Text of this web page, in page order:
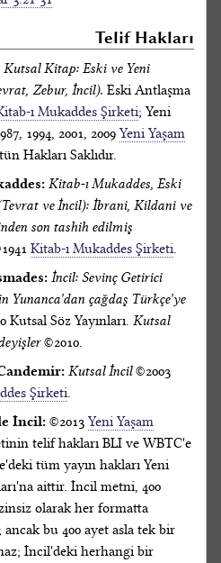
Telif Hakları
Kutsal Kitap: Eski ve Yeni
Zebur, İncil). Eski Antlaşma
ı Mukaddes Şirketi; Yeni
1994, 2001, 2009 Yeni Yaşam
Hakları Saklıdır.
Kitab-ı Mukaddes, Eski
ve İncil): İbrani, Kildani ve
son tashih edilmiş
Kitab-ı Mukaddes Şirketi.
İncil: Sevinç Getirici
Yunanca'dan çağdaş Türkçe'ye
Kutsal Söz Yayınları. Kutsal
©2010.
Kutsal İncil©2003
Şirketi.
İncil: ©2013 Yeni Yaşam
telif hakları BLI ve WBTC'e
tüm yayın hakları Yeni
aittir. İncil metni, 400
olarak her formatta
bu 400 ayet asla tek bir
İncil'deki herhangi bir